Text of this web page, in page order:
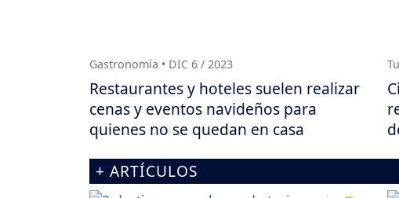
Gastronomía • DIC 6 / 2023
Restaurantes y hoteles suelen realizar
cenas y eventos navideños para
quienes no se quedan en casa
+ ARTÍCULOS